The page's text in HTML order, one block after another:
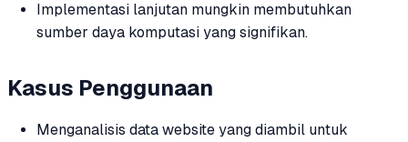
Implementasi lanjutan mungkin membutuhkan
sumber daya komputasi yang signifikan.
Kasus Penggunaan
Menganalisis data website yang diambil untuk